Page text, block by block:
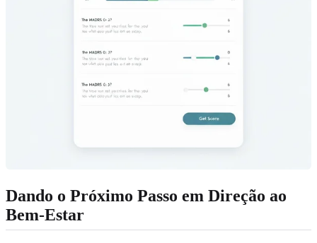
Dando o Próximo Passo em Direção ao
Bem-Estar